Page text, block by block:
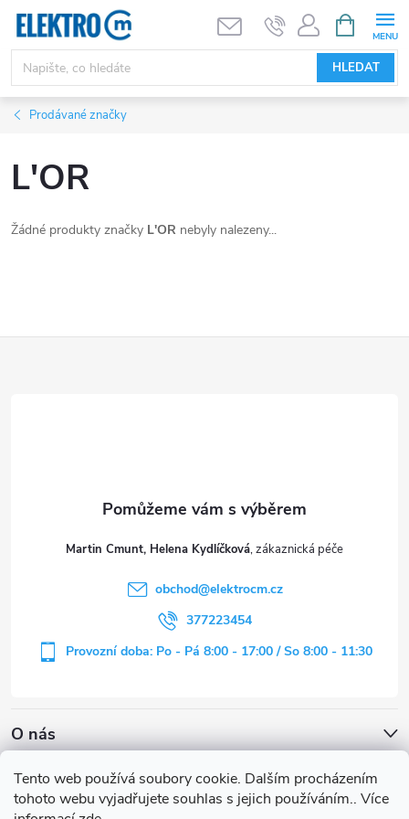
Tento web používá soubory cookie. Dalším procházením
tohoto webu vyjadřujete souhlas s jejich používáním.. Více
Přejít
obsah
HLEDAT
NÁKUPNÍ
KOŠÍK
Prodávané značky
L'OR
Žádné produkty značky L'OR nebyly nalezeny...
O nás
Martin Cmunt, Helena Kydlíčková
obchod@elektrocm.cz
377223454
Provozní doba: Po - Pá 8:00 - 17:00 / So 8:00 - 11:30